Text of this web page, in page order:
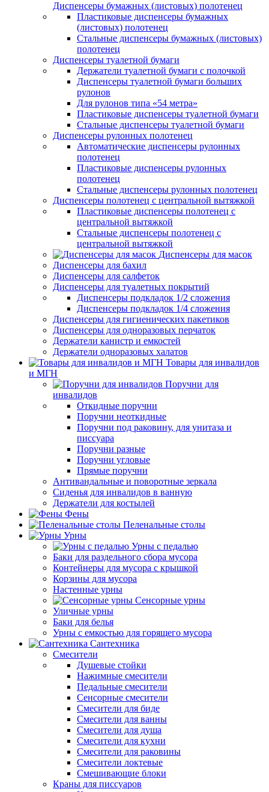
Диспенсеры бумажных (листовых) полотенец
Пластиковые диспенсеры бумажных
(листовых) полотенец
Стальные диспенсеры бумажных (листовых)
полотенец
Диспенсеры туалетной бумаги
Держатели туалетной бумаги с полочкой
Диспенсеры туалетной бумаги больших
рулонов
Для рулонов типа «54 метра»
Пластиковые диспенсеры туалетной бумаги
Стальные диспенсеры туалетной бумаги
Диспенсеры рулонных полотенец
Автоматические диспенсеры рулонных
полотенец
Пластиковые диспенсеры рулонных
полотенец
Стальные диспенсеры рулонных полотенец
Диспенсеры полотенец с центральной вытяжкой
Пластиковые диспенсеры полотенец с
центральной вытяжкой
Стальные диспенсеры полотенец с
центральной вытяжкой
Диспенсеры для масок
Диспенсеры для бахил
Диспенсеры для салфеток
Диспенсеры для туалетных покрытий
Диспенсеры подкладок 1/2 сложения
Диспенсеры подкладок 1/4 сложения
Диспенсеры для гигиенических пакетиков
Диспенсеры для одноразовых перчаток
Держатели канистр и емкостей
Держатели одноразовых халатов
Товары для инвалидов
и МГН
Поручни для
инвалидов
Откидные поручни
Поручни неоткидные
Поручни под раковину, для унитаза и
писсуара
Поручни разные
Поручни угловые
Прямые поручни
Антивандальные и поворотные зеркала
Сиденья для инвалидов в ванную
Держатели для костылей
Фены
Пеленальные столы
Урны
Урны с педалью
Баки для раздельного сбора мусора
Контейнеры для мусора с крышкой
Корзины для мусора
Настенные урны
Сенсорные урны
Уличные урны
Баки для белья
Урны с емкостью для горящего мусора
Сантехника
Смесители
Душевые стойки
Нажимные смесители
Педальные смесители
Сенсорные смесители
Смесители для биде
Смесители для ванны
Смесители для душа
Смесители для кухни
Смесители для раковины
Смесители локтевые
Смешивающие блоки
Краны для писсуаров